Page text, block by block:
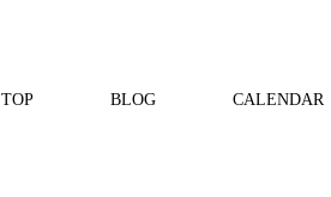
TOP BLOG CALENDAR